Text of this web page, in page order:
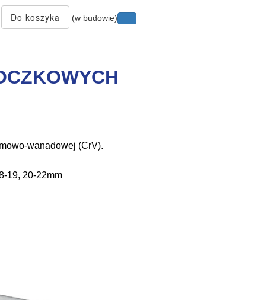
(w budowie)
wanadowej (CrV).
19, 20-22mm